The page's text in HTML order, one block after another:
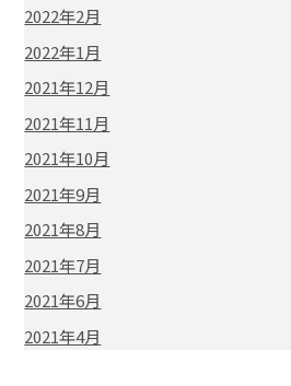
2022年2月
2022年1月
2021年12月
2021年11月
2021年10月
2021年9月
2021年8月
2021年7月
2021年6月
2021年4月